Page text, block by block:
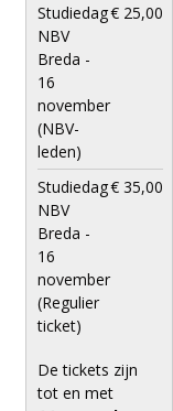
Studiedag
NBV
Breda -
16
november
(NBV-
leden)
€ 25,00
Studiedag
NBV
Breda -
16
november
(Regulier
ticket)
€ 35,00
De tickets zijn
tot en met